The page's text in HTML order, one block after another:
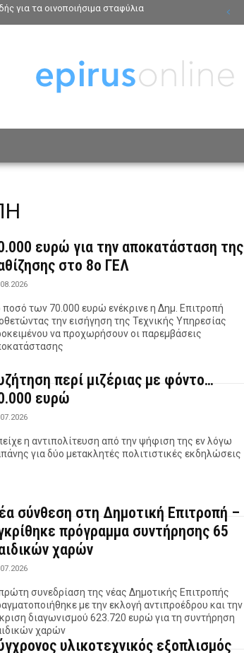
για τα οινοποιήσιμα σταφύλια
ευρώ για την αποκατάσταση της
στο 8ο ΓΕΛ
ποσό των 70.000 ευρώ ενέκρινε η Δημ. Επιτροπή
την εισήγηση της Τεχνικής Υπηρεσίας
να προχωρήσουν οι παρεμβάσεις
περί μιζέριας με φόντο…
ευρώ
η αντιπολίτευση από την ψήφιση της εν λόγω
για δύο μετακλητές πολιτιστικές εκδηλώσεις
σύνθεση στη Δημοτική Επιτροπή –
πρόγραμμα συντήρησης 65
χαρών
συνεδρίαση της νέας Δημοτικής Επιτροπής
με την εκλογή αντιπροέδρου και την
διαγωνισμού 623.720 ευρώ για τη συντήρηση
χαρών
υλικοτεχνικός εξοπλισμός